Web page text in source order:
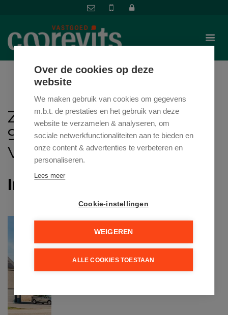
ZONNESTRAAT 377 ,
9600 RONSE
VRAAGPRIJS: € 475.000
In optie
Over de cookies op deze
website
We maken gebruik van cookies om gegevens
m.b.t. de prestaties en het gebruik van deze
website te verzamelen & analyseren, om
sociale netwerkfunctionaliteiten aan te bieden en
onze content & advertenties te verbeteren en
personaliseren.
Lees meer
Cookie-instellingen
WEIGEREN
ALLE COOKIES TOESTAAN